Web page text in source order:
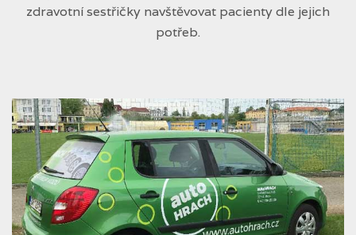
zdravotní sestřičky navštěvovat pacienty dle jejich
potřeb.